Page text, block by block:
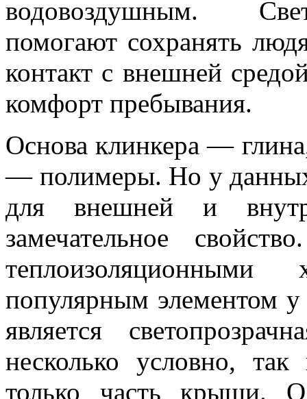
водовоздушным.
помогают сохранять
контакт с внешней
комфорт пребывания.
Основа клинкера —
— полимеры. Но у данных
для внешней и
замечательное
теплоизоляционными
популярным элементом
является
несколько условно, так
только часть крыши.